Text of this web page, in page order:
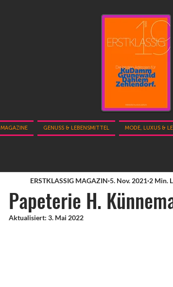
MAGAZINE GENUSS & LEBENSMITTEL MODE, LUXUS &
Papeterie H.
ERSTKLASSIG MAGAZIN 5. Nov. 2021 2 Min.
Aktualisiert: 3. Mai 2022